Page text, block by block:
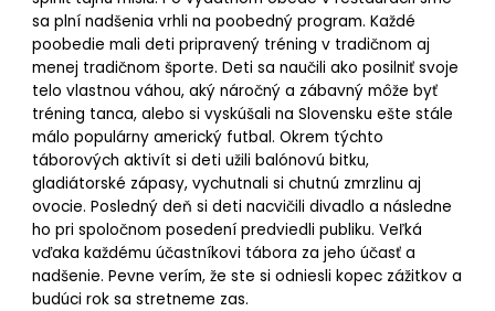
sa plní nadšenia vrhli na poobedný program. Každé
poobedie mali deti pripravený tréning v tradičnom aj
menej tradičnom športe. Deti sa naučili ako posilniť svoje
telo vlastnou váhou, aký náročný a zábavný môže byť
tréning tanca, alebo si vyskúšali na Slovensku ešte stále
málo populárny americký futbal. Okrem týchto
táborových aktivít si deti užili balónovú bitku,
gladiátorské zápasy, vychutnali si chutnú zmrzlinu aj
ovocie. Posledný deň si deti nacvičili divadlo a následne
ho pri spoločnom posedení predviedli publiku. Veľká
vďaka každému účastníkovi tábora za jeho účasť a
nadšenie. Pevne verím, že ste si odniesli kopec zážitkov a
budúci rok sa stretneme zas.